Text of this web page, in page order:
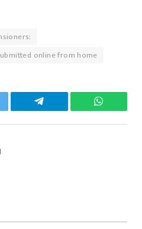
online from home
Telegram